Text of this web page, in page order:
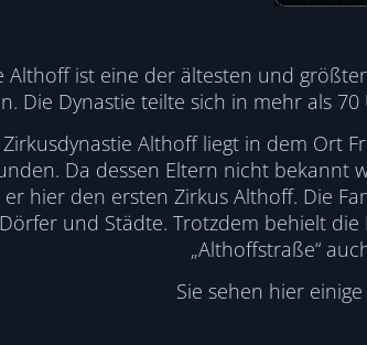
Althoff ist eine der ältesten und
Die Dynastie teilte sich in mehr als
Althoff liegt in dem Ort
Da dessen Eltern nicht bekannt
hier den ersten Zirkus Althoff. Die
und Städte. Trotzdem behielt
„Althoffstraße“
Sie sehen hier